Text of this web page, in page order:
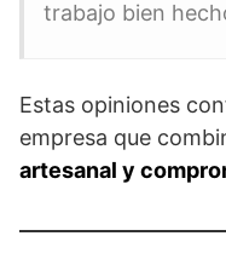
trabajo bien
Estas opiniones
empresa que
artesanal y